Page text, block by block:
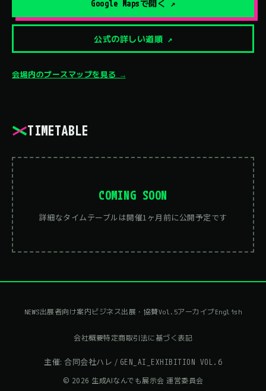
Google Mapsで開く ↗
公式の詳しい道順 ↗
会場内のブースマップを見る →
TIMETABLE
COMING SOON
詳細なタイムテーブルは開催1ヶ月前に公開予定です
NEWS出展者向け案内 ビジネス出展・協賛Vol.5アーカイブEnglish
会社概要特定商取引法に基づく表記
主催: 合同会社ハレ / GEN_AI_EXHIBITION VOL.6
© 2026 生成AIなんでも展示会 運営委員会